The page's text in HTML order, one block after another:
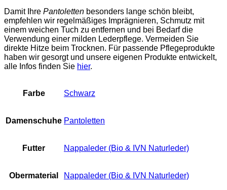
Damit Ihre Pantoletten besonders lange schön bleibt,
empfehlen wir regelmäßiges Imprägnieren, Schmutz mit
einem weichen Tuch zu entfernen und bei Bedarf die
Verwendung einer milden Lederpflege. Vermeiden Sie
direkte Hitze beim Trocknen. Für passende Pflegeprodukte
haben wir gesorgt und unsere eigenen Produkte entwickelt,
alle Infos finden Sie hier.
Farbe Schwarz
Damenschuhe Pantoletten
Futter Nappaleder (Bio & IVN Naturleder)
Obermaterial Nappaleder (Bio & IVN Naturleder)